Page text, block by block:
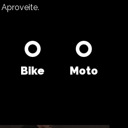
Bike Moto